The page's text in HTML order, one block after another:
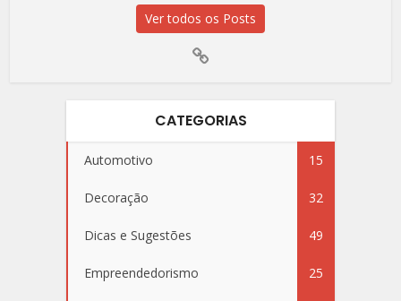
Ver todos os Posts
CATEGORIAS
Automotivo 15
Decoração 32
Dicas e Sugestões 49
Empreendedorismo 25